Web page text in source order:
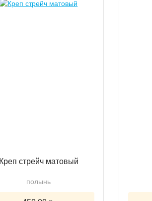
стрейч матовый
полынь